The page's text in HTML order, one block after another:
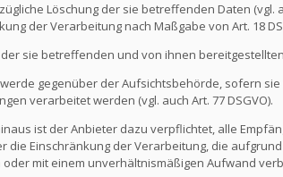
Löschung der sie betreffenden Daten (vgl.
der Verarbeitung nach Maßgabe von Art. 18
sie betreffenden und von ihnen
gegenüber der Aufsichtsbehörde, sofern
verarbeitet werden (vgl. auch Art. 77 DSGVO).
ist der Anbieter dazu verpflichtet, alle
die Einschränkung der Verarbeitung, die
oder mit einem unverhältnismäßigen Aufwand